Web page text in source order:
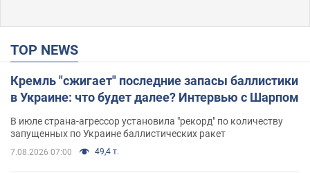
TOP NEWS
Кремль "сжигает" последние запасы баллистики
в Украине: что будет далее? Интервью с Шарпом
В июле страна-агрессор установила "рекорд" по количеству
запущенных по Украине баллистических ракет
7.08.2026 07:00 49,4 т.